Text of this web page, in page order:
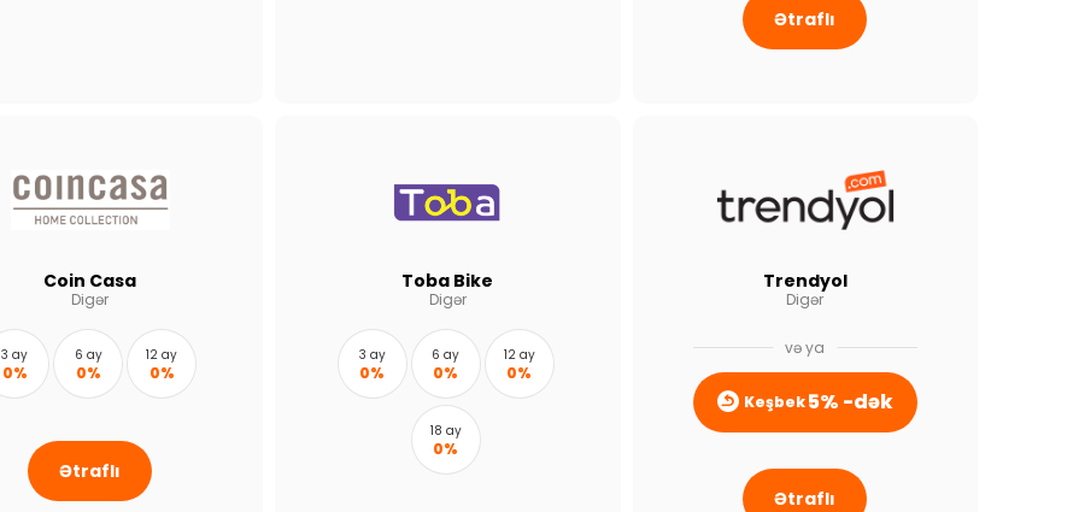
Ətraflı
Coin Casa
Digər
3 ay
0%
6 ay
0%
12 ay
0%
Ətraflı
Toba Bike
Digər
3 ay
0%
6 ay
0%
12 ay
0%
18 ay
0%
Trendyol
Digər
və ya
Keşbek 5% -dək
Ətraflı